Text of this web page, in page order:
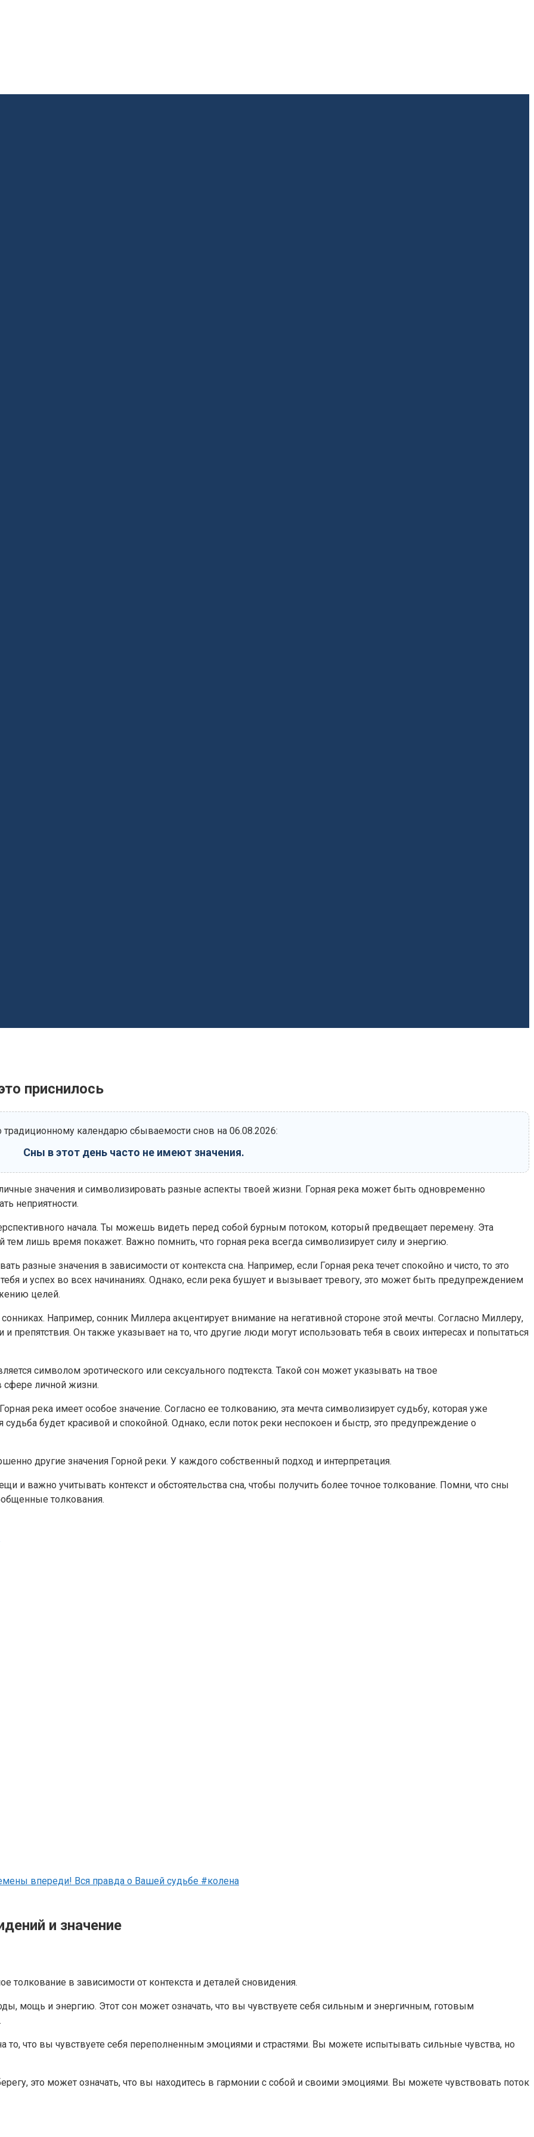
приснилось
традиционному календарю сбываемости снов на 06.08.2026:
Сны в этот день часто не имеют значения.
значения и символизировать разные аспекты твоей жизни. Горная река может быть одновременно
неприятности.
начала. Ты можешь видеть перед собой бурным потоком, который предвещает перемену. Эта
лишь время покажет. Важно помнить, что горная река всегда символизирует силу и энергию.
разные значения в зависимости от контекста сна. Например, если Горная река течет спокойно и чисто, то это
и успех во всех начинаниях. Однако, если река бушует и вызывает тревогу, это может быть предупреждением
целей.
Например, сонник Миллера акцентирует внимание на негативной стороне этой мечты. Согласно Миллеру,
и препятствия. Он также указывает на то, что другие люди могут использовать тебя в своих интересах и попытаться
символом эротического или сексуального подтекста. Такой сон может указывать на твое
личной жизни.
река имеет особое значение. Согласно ее толкованию, эта мечта символизирует судьбу, которая уже
судьба будет красивой и спокойной. Однако, если поток реки неспокоен и быстр, это предупреждение о
другие значения Горной реки. У каждого собственный подход и интерпретация.
и важно учитывать контекст и обстоятельства сна, чтобы получить более точное толкование. Помни, что сны
толкования.
впереди! Вся правда о Вашей судьбе #колена
и значение
в зависимости от контекста и деталей сновидения.
мощь и энергию. Этот сон может означать, что вы чувствуете себя сильным и энергичным, готовым
то, что вы чувствуете себя переполненным эмоциями и страстями. Вы можете испытывать сильные чувства, но
это может означать, что вы находитесь в гармонии с собой и своими эмоциями. Вы можете чувствовать поток